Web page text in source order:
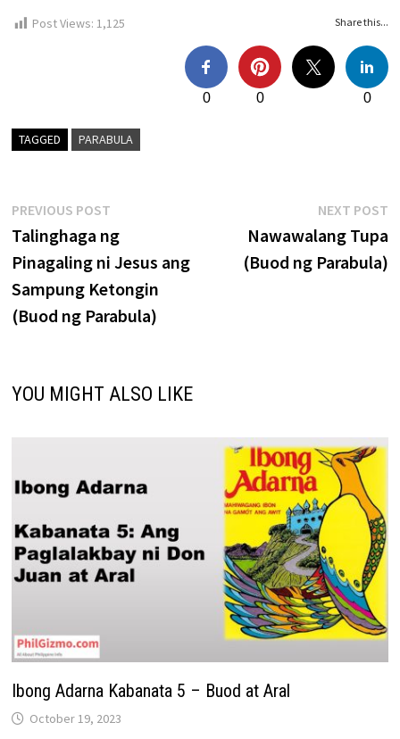
Share this...
0 0 0
Post Views: 1,125
TAGGED PARABULA
Post
navigation
PREVIOUS POSTPrevious
post:
Talinghaga ng
Pinagaling ni Jesus ang
Sampung Ketongin
(Buod ng Parabula)
NEXT POST
Nawawalang Tupa
(Buod ng Parabula)
YOU MIGHT ALSO LIKE
Ibong Adarna Kabanata 5 – Buod at Aral
October 19, 2023